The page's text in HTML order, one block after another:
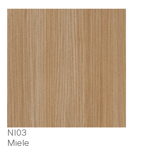
NI03
Miele